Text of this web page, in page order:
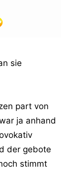
sie
part von
ja anhand
der gebote
stimmt